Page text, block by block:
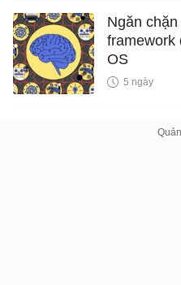
Ngăn
framework
OS
5 ngày